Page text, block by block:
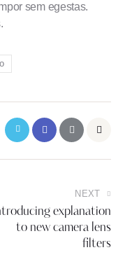
sem egestas.
NEXT
explanation
to new camera lens
filters